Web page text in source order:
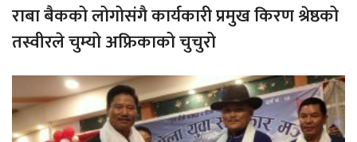
राबा बैकको लोगोसंगै कार्यकारी प्रमुख किरण श्रेष्ठको
तस्वीरले चुम्यो अफ्रिकाको चुचुरो